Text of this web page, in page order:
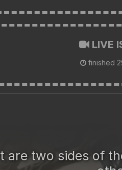
LIVE
finished
are two sides of